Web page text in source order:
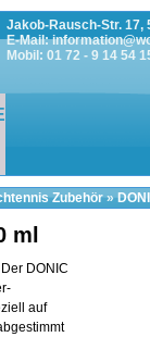
Jakob-Rausch-Str. 17,
E-Mail:
Mobil: 01 72 - 9 14 54
Zubehör»
ml
DONIC
auf